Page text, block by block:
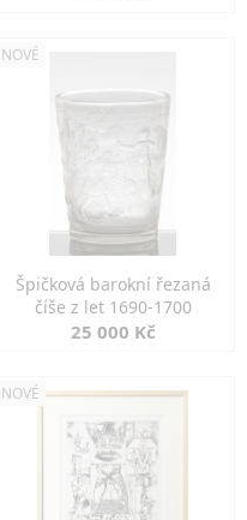
NOVÉ
Špičková barokní řezaná
číše z let 1690-1700
25 000 Kč
NOVÉ